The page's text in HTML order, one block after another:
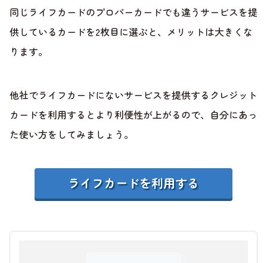
同じライフカードのプロパーカードでも違うサービスを提
供しているカードを2枚目に選ぶと、メリットは大きくな
ります。
他社でライフカードにないサービスを提供するクレジット
カードを利用するとより利便性が上がるので、自分にあっ
た使い方をしてみましょう。
ライフカードを利用する